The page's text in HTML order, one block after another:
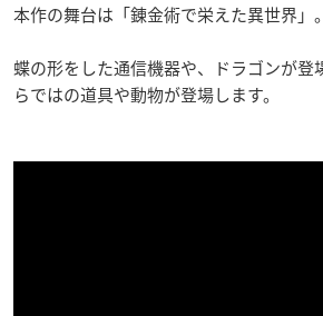
本作の舞台は「錬金術で栄えた異世界」。
蝶の形をした通信機器や、ドラゴンが登
らではの道具や動物が登場します。